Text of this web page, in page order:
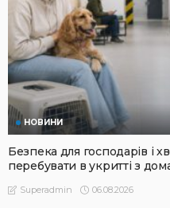
НОВИНИ
Безпека для господарів і
перебувати в укритті з
Superadmin 06.08.2026